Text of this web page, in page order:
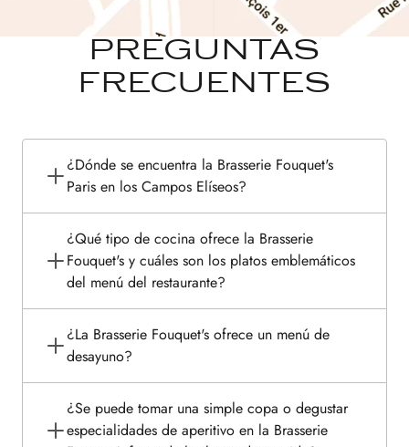
PREGUNTAS
FRECUENTES
¿Dónde se encuentra la Brasserie Fouquet's
Paris en los Campos Elíseos?
¿Qué tipo de cocina ofrece la Brasserie
Fouquet's y cuáles son los platos emblemáticos
del menú del restaurante?
¿La Brasserie Fouquet's ofrece un menú de
desayuno?
¿Se puede tomar una simple copa o degustar
especialidades de aperitivo en la Brasserie